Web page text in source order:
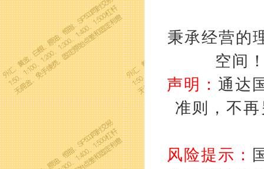
秉承经营的
空间
声明： 通达
准则，不
风险提示：